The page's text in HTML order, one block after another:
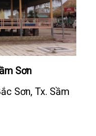
Sơn
Sơn, Tx. Sầm